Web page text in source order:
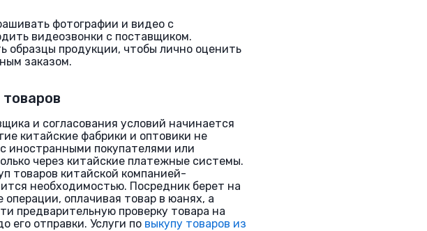
фотографии и видео с
видеозвонки с поставщиком.
образцы продукции, чтобы лично оценить
заказом.
и согласования условий начинается
китайские фабрики и оптовики не
иностранными покупателями или
через китайские платежные системы.
товаров китайской компанией-
необходимостью. Посредник берет на
операции, оплачивая товар в юанях, а
предварительную проверку товара на
его отправки. Услуги по выкупу товаров из